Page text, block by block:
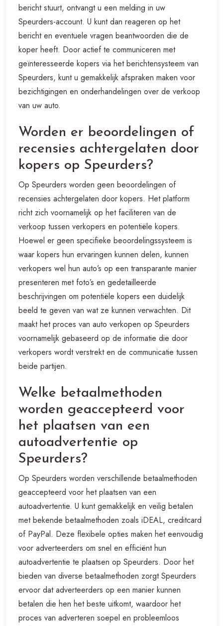
bericht stuurt, ontvangt u een melding in uw
Speurders-account. U kunt dan reageren op het
bericht en eventuele vragen beantwoorden die de
koper heeft. Door actief te communiceren met
geïnteresseerde kopers via het berichtensysteem van
Speurders, kunt u gemakkelijk afspraken maken voor
bezichtigingen en onderhandelingen over de verkoop
van uw auto.
Worden er beoordelingen of
recensies achtergelaten door
kopers op Speurders?
Op Speurders worden geen beoordelingen of
recensies achtergelaten door kopers. Het platform
richt zich voornamelijk op het faciliteren van de
verkoop tussen verkopers en potentiële kopers.
Hoewel er geen specifieke beoordelingssysteem is
waar kopers hun ervaringen kunnen delen, kunnen
verkopers wel hun auto’s op een transparante manier
presenteren met foto’s en gedetailleerde
beschrijvingen om potentiële kopers een duidelijk
beeld te geven van wat ze kunnen verwachten. Dit
maakt het proces van auto verkopen op Speurders
voornamelijk gebaseerd op de informatie die door
verkopers wordt verstrekt en de communicatie tussen
beide partijen.
Welke betaalmethoden
worden geaccepteerd voor
het plaatsen van een
autoadvertentie op
Speurders?
Op Speurders worden verschillende betaalmethoden
geaccepteerd voor het plaatsen van een
autoadvertentie. U kunt gemakkelijk en veilig betalen
met bekende betaalmethoden zoals iDEAL, creditcard
of PayPal. Deze flexibele opties maken het eenvoudig
voor adverteerders om snel en efficiënt hun
autoadvertentie te plaatsen op Speurders. Door het
bieden van diverse betaalmethoden zorgt Speurders
ervoor dat adverteerders op een manier kunnen
betalen die hen het beste uitkomt, waardoor het
proces van adverteren soepel en probleemloos